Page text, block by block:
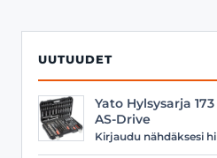
UUTUUDET
Yato Hylsysarja 173
AS-Drive
Kirjaudu nähdäksesi